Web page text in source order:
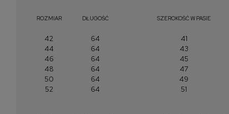
ROZMIAR DŁUGOŚĆ SZEROKOŚĆ W PASIE
42 64 41
44
64 43
46
64 45
48
64 47
50
64 49
52
64 51